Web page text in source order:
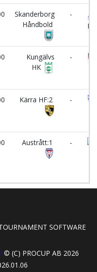
Skanderborg
Håndbold
-
Kungälvs
HK
-
Kärra HF:2 -
Austrått:1 -
SOFTWARE
© (C) PROCUP AB 2026